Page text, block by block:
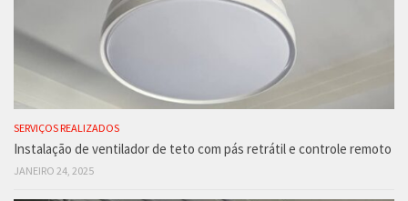
SERVIÇOS REALIZADOS
Instalação de ventilador de teto com pás retrátil e controle remoto
JANEIRO 24, 2025